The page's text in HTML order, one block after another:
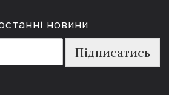
новини
Підписатись